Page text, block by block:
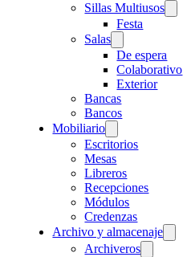
Sillas Multiusos
Festa
Salas
De espera
Colaborativo
Exterior
Bancas
Bancos
Mobiliario
Escritorios
Mesas
Libreros
Recepciones
Módulos
Credenzas
Archivo y almacenaje
Archiveros